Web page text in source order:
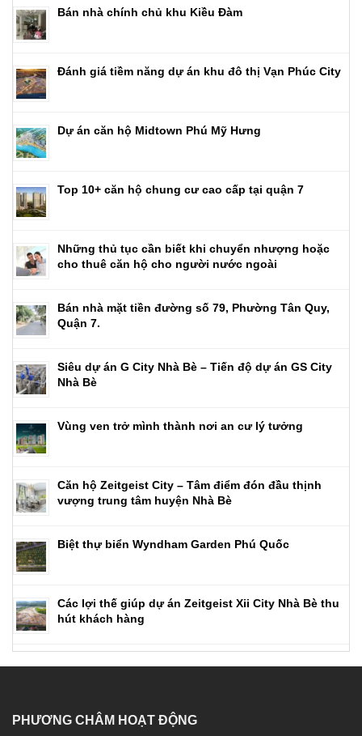
Bán nhà chính chủ khu Kiều Đàm
Đánh giá tiềm năng dự án khu đô thị Vạn Phúc City
Dự án căn hộ Midtown Phú Mỹ Hưng
Top 10+ căn hộ chung cư cao cấp tại quận 7
Những thủ tục cần biết khi chuyển nhượng hoặc
cho thuê căn hộ cho người nước ngoài
Bán nhà mặt tiền đường số 79, Phường Tân Quy,
Quận 7.
Siêu dự án G City Nhà Bè – Tiến độ dự án GS City
Nhà Bè
Vùng ven trở mình thành nơi an cư lý tưởng
Căn hộ Zeitgeist City – Tâm điểm đón đầu thịnh
vượng trung tâm huyện Nhà Bè
Biệt thự biển Wyndham Garden Phú Quốc
Các lợi thế giúp dự án Zeitgeist Xii City Nhà Bè thu
hút khách hàng
PHƯƠNG CHÂM HOẠT ĐỘNG